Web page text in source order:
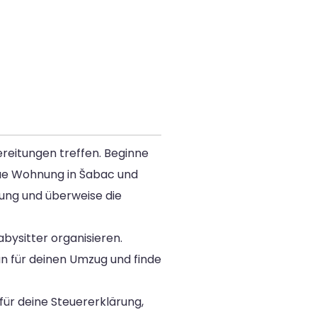
treffen. Beginne
Wohnung in Šabac und
und überweise die
organisieren.
für deinen Umzug und finde
deine Steuererklärung,